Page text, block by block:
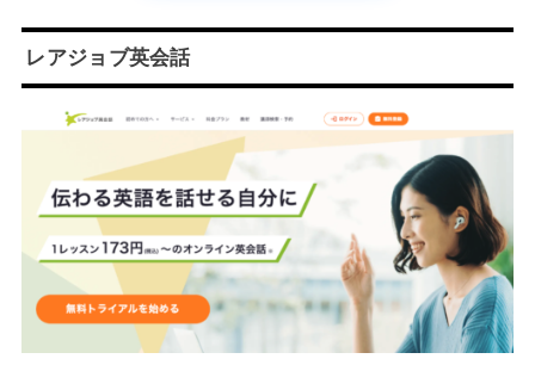
レアジョブ英会話